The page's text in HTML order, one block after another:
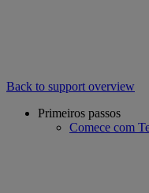
Back to support overview
Primeiros passos
Comece com